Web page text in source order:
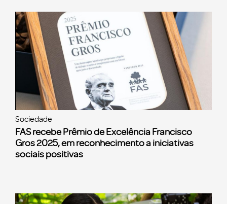
Sociedade
FAS recebe Prêmio de Excelência Francisco
Gros 2025, em reconhecimento a iniciativas
sociais positivas